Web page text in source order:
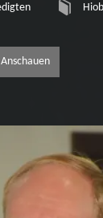
Hiob
Anschauen